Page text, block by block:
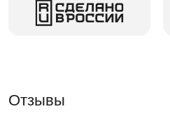
Двускатная крыша
(поставляется в
Отзывы